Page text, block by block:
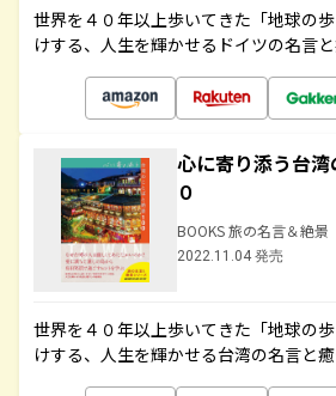
世界を４０年以上歩いてきた「地球の
けする、人生を輝かせるドイツの名言
心に寄り添う台
０
BOOKS 旅の名言＆絶景
2022.11.04 発売
世界を４０年以上歩いてきた「地球の
けする、人生を輝かせる台湾の名言と